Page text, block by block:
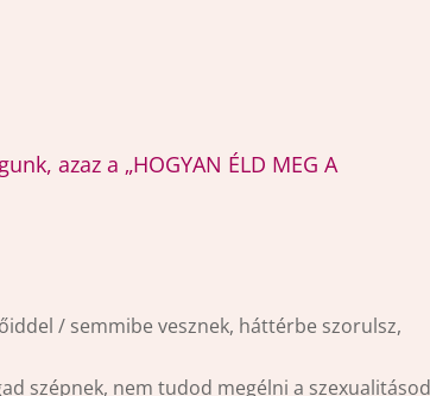
azaz a „HOGYAN ÉLD MEG A
/ semmibe vesznek, háttérbe szorulsz,
szépnek, nem tudod megélni a